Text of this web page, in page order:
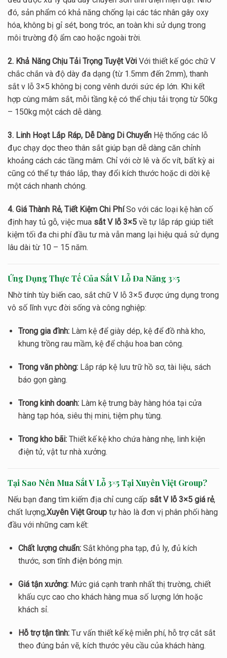
đó, sản phẩm có khả năng chống lại các tác nhân gây oxy
hóa, không bị gỉ sét, bong tróc, an toàn khi sử dụng trong
môi trường độ ẩm cao hoặc ngoài trời.
2. Khả Năng Chịu Tải Trọng Tuyệt Vời Với thiết kế góc chữ V
chắc chắn và độ dày đa dạng (từ 1.5mm đến 2mm), thanh
sắt v lỗ 3×5 không bị cong vênh dưới sức ép lớn. Khi kết
hợp cùng mâm sắt, mỗi tầng kệ có thể chịu tải trọng từ 50kg
– 150kg một cách dễ dàng.
3. Linh Hoạt Lắp Ráp, Dễ Dàng Di Chuyển Hệ thống các lỗ
đục chạy dọc theo thân sắt giúp bạn dễ dàng căn chỉnh
khoảng cách các tầng mâm. Chỉ với cờ lê và ốc vít, bất kỳ ai
cũng có thể tự tháo lắp, thay đổi kích thước hoặc di dời kệ
một cách nhanh chóng.
4. Giá Thành Rẻ, Tiết Kiệm Chi PhíSo với các loại kệ hàn cố
định hay tủ gỗ, việc mua sắt V lỗ 3×5 về tự lắp ráp giúp tiết
kiệm tối đa chi phí đầu tư mà vẫn mang lại hiệu quả sử dụng
lâu dài từ 10 – 15 năm.
Ứng Dụng Thực Tế Của Sắt V Lỗ Đa Năng 3×5
Nhờ tính tùy biến cao, sắt chữ V lỗ 3×5 được ứng dụng trong
vô số lĩnh vực đời sống và công nghiệp:
Trong gia đình:Làm kệ để giày dép, kệ để đồ nhà kho,
khung trồng rau mầm, kệ để chậu hoa ban công.
Trong văn phòng:Lắp ráp kệ lưu trữ hồ sơ, tài liệu, sách
báo gọn gàng.
Trong kinh doanh:Làm kệ trưng bày hàng hóa tại cửa
hàng tạp hóa, siêu thị mini, tiệm phụ tùng.
Trong kho bãi:Thiết kế kệ kho chứa hàng nhẹ, linh kiện
điện tử, vật tư nhà xưởng.
Tại Sao Nên Mua Sắt V Lỗ 3×5 Tại Xuyên Việt Group?
Nếu bạn đang tìm kiếm địa chỉ cung cấp sắt V lỗ 3×5 giá rẻ,
chất lượng,Xuyên Việt Group tự hào là đơn vị phân phối hàng
đầu với những cam kết:
Chất lượng chuẩn:Sắt không pha tạp, đủ ly, đủ kích
thước, sơn tĩnh điện bóng mịn.
Giá tận xưởng:Mức giá cạnh tranh nhất thị trường, chiết
khấu cực cao cho khách hàng mua số lượng lớn hoặc
khách sỉ.
Hỗ trợ tận tình:Tư vấn thiết kế kệ miễn phí, hỗ trợ cắt sắt
theo đúng bản vẽ, kích thước yêu cầu của khách hàng.